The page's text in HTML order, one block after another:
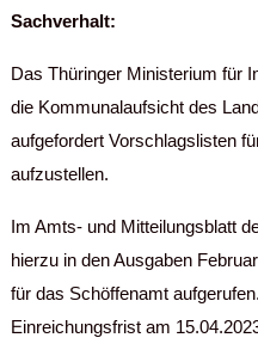
Sachverhalt:
Das Thüringer Ministerium für
die Kommunalaufsicht des
aufgefordert Vorschlagslisten
aufzustellen.
Im Amts- und Mitteilungsblatt
hierzu in den Ausgaben
für das Schöffenamt
Einreichungsfrist am